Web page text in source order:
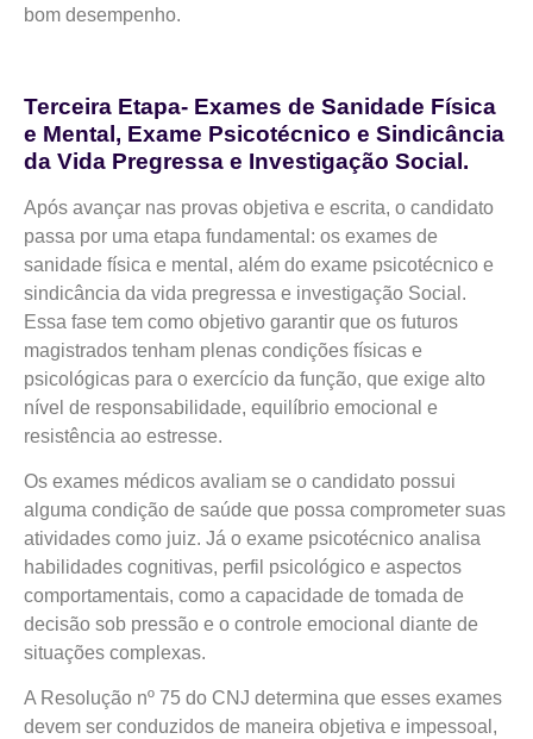
bom desempenho.
Terceira Etapa- Exames de Sanidade Física
e Mental, Exame Psicotécnico e Sindicância
da Vida Pregressa e Investigação Social.
Após avançar nas provas objetiva e escrita, o candidato
passa por uma etapa fundamental: os exames de
sanidade física e mental, além do exame psicotécnico e
sindicância da vida pregressa e investigação Social.
Essa fase tem como objetivo garantir que os futuros
magistrados tenham plenas condições físicas e
psicológicas para o exercício da função, que exige alto
nível de responsabilidade, equilíbrio emocional e
resistência ao estresse.
Os exames médicos avaliam se o candidato possui
alguma condição de saúde que possa comprometer suas
atividades como juiz. Já o exame psicotécnico analisa
habilidades cognitivas, perfil psicológico e aspectos
comportamentais, como a capacidade de tomada de
decisão sob pressão e o controle emocional diante de
situações complexas.
A Resolução nº 75 do CNJ determina que esses exames
devem ser conduzidos de maneira objetiva e impessoal,